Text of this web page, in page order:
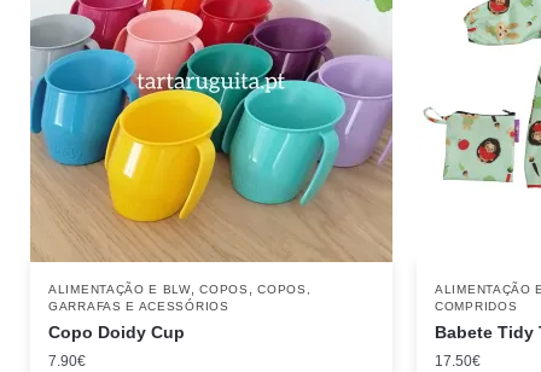
ALIMENTAÇÃO E BLW,COPOS ,COPOS,
GARRAFAS E ACESSÓRIOS
Copo Doidy Cup
7.90€
ALIMENTAÇÃO
COMPRIDOS
Babete Tidy
17.50€